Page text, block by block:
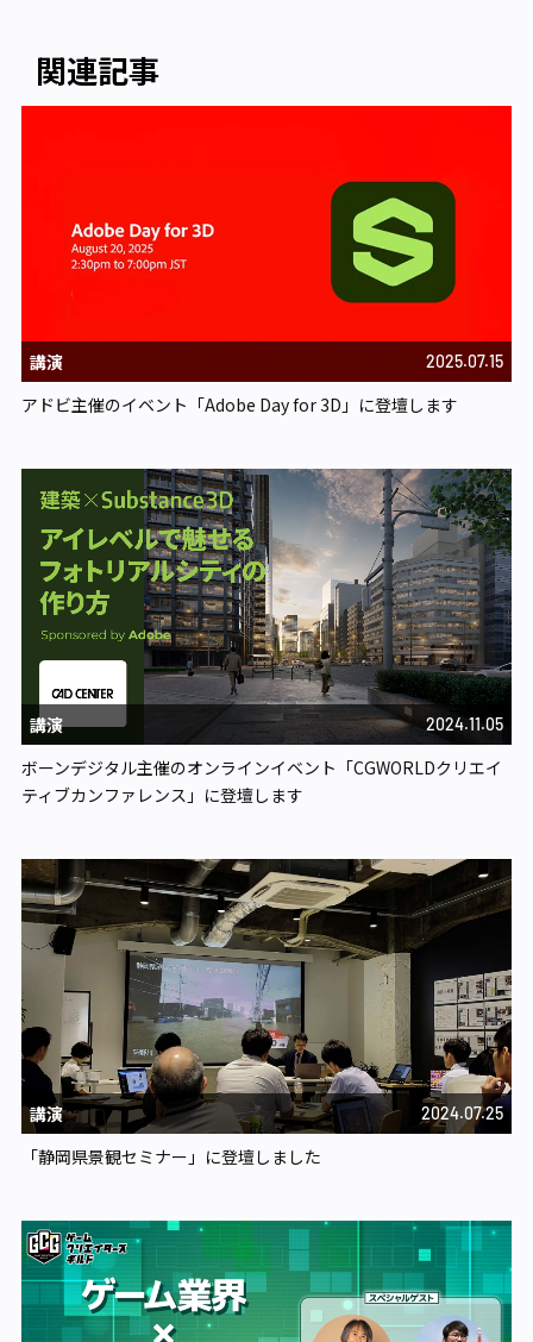
関連記事
講演 2025.07.15
アドビ主催のイベント「Adobe Day for 3D」に登壇します
講演 2024.11.05
ボーンデジタル主催のオンラインイベント「CGWORLDクリエイ
ティブカンファレンス」に登壇します
講演 2024.07.25
「静岡県景観セミナー」に登壇しました